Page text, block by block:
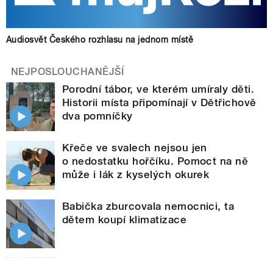
Audiosvět Českého rozhlasu na jednom místě
NEJPOSLOUCHANĚJŠÍ
Porodní tábor, ve kterém umíraly děti.
Historii místa připomínají v Dětřichově
dva pomníčky
Křeče ve svalech nejsou jen
o nedostatku hořčíku. Pomoct na ně
může i lák z kyselých okurek
Babička zburcovala nemocnici, ta
dětem koupí klimatizace